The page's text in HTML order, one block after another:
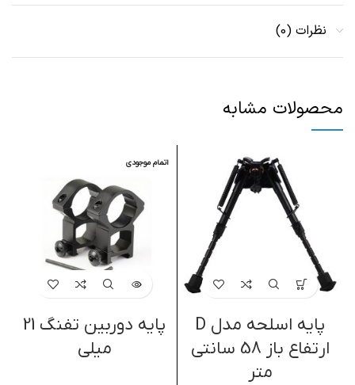
نظرات (0)
محصولات مشابه
پایه اسلحه مدل D
ارتفاع باز 58 سانتی
متر
اتمام موجودی
پایه دوربین تفنگ 21
میلی